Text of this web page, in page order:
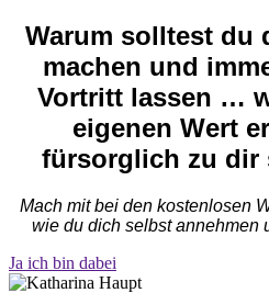
Warum solltest du
machen und
Vortritt lassen …
eigenen Wert
fürsorglich zu dir
Mach mit bei den kostenlosen
wie du dich selbst annehmen
Ja ich bin dabei